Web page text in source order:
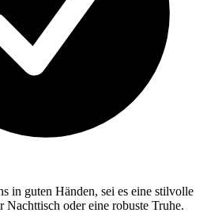
in guten Händen, sei es eine stilvolle
Nachttisch oder eine robuste Truhe.